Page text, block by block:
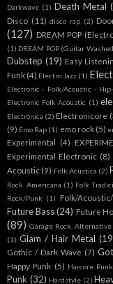
Darkwave (1) Death Metal
Disco (11) disco rap (2)
(127) DREAM POP
(1) DREAM POP (Guitar
Dubstep (19) Easy
Funk (4) Electro Jazz (1)
Electronic - Folk/Acoustic -
Electronic Folk Acoustic (1)
Electrónica (2) Electronicore
(9) Emo Rap (1) emo rock (5)
Experimental (4)
Experimental Electronic (8)
Acoustic (9) Folk Acústica (2)
Rock. Americana (1) Folk
Rock/Punk (1) Folk/
Future Bass (24) Future
(89) Garage Rock. Alternative
(1) Glam / Hair Metal
Gothic / Dark Wave (7)
Happy Punk (5) Harcore Punk
Punk (32) Hardstyle (2)